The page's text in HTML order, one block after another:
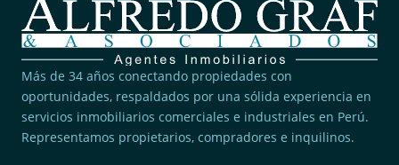
San Borja (2)
Ancon (2)
San Juan De Miraflores
San Miguel (2)
Jesus Maria (2)
Más de 34 años conectando propiedades con
oportunidades, respaldados por una sólida experiencia en
servicios inmobiliarios comerciales e industriales en Perú.
Representamos propietarios, compradores e inquilinos.